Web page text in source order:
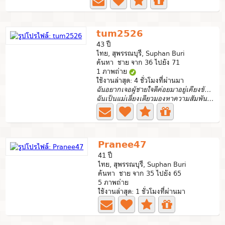
tum2526
43 ปี
ไทย, สุพรรณบุรี, Suphan Buri
ค้นหา ชาย จาก 36 ไปยัง 71
1 ภาพถ่าย
ใช้งานล่าสุด: 4 ชั่วโมงที่ผ่านมา
ฉันอยากเจอผู้ชายใจดีค่อยมาอยู่เคียงข้างฉัน
ฉันเป็นแม่เลี้ยงเดียวมองหาความสัมพันธ์ที่จริงจังในครั้งนี...
Pranee47
41 ปี
ไทย, สุพรรณบุรี, Suphan Buri
ค้นหา ชาย จาก 35 ไปยัง 65
5 ภาพถ่าย
ใช้งานล่าสุด: 1 ชั่วโมงที่ผ่านมา